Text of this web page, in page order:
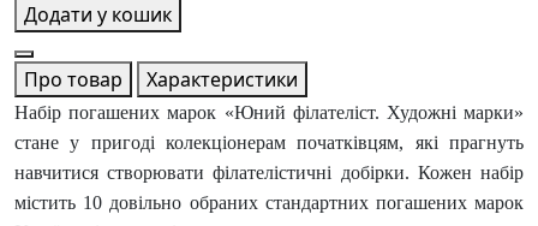
Додати у кошик
Про товар Характеристики
Набір погашених марок «Юний філателіст. Художні марки»
стане у пригоді колекціонерам початківцям, які прагнуть
навчитися створювати філателістичні добірки. Кожен набір
містить 10 довільно обраних стандартних погашених марок